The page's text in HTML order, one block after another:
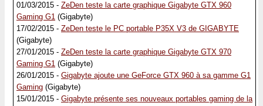
01/03/2015 - ZeDen teste la carte graphique Gigabyte GTX 960
Gaming G1 (Gigabyte)
17/02/2015 - ZeDen teste le PC portable P35X V3 de GIGABYTE
(Gigabyte)
27/01/2015 - ZeDen teste la carte graphique Gigabyte GTX 970
Gaming G1 (Gigabyte)
26/01/2015 - Gigabyte ajoute une GeForce GTX 960 à sa gamme G1
Gaming (Gigabyte)
15/01/2015 - Gigabyte présente ses nouveaux portables gaming de la